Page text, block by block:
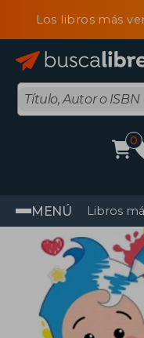
Los libros más
0
MENÚ Libros